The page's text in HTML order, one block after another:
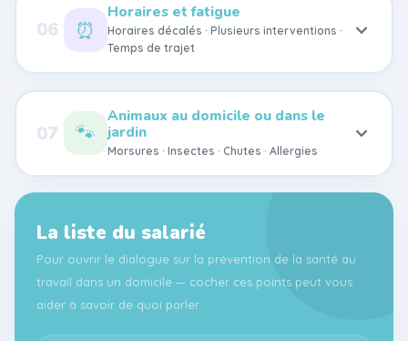
06 ⏰
Horaires et fatigue
Horaires décalés · Plusieurs interventions ·
Temps de trajet
07 🐾
Animaux au domicile ou dans le
jardin
Morsures · Insectes · Chutes · Allergies
La liste du salarié
Pour ouvrir le dialogue sur la prévention de la santé au
travail dans un domicile — cocher ces points peut vous
aider à savoir de quoi parler.